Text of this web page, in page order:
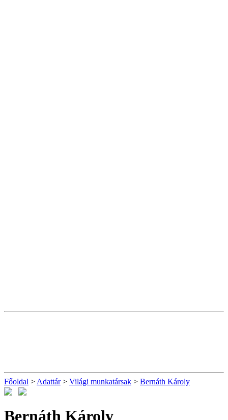
Főoldal > Adattár> Világi munkatársak > Bernáth Károly
Bernáth Károly